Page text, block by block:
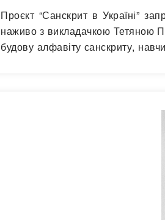
Проєкт “Санскрит в Україні”
наживо з викладачкою Тетяною
будову алфавіту санскриту,